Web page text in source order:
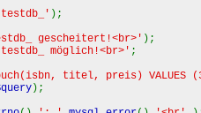
);
gescheitert!<br>' );
möglich!<br>' ;
buch(isbn, titel, preis) VALUES
);